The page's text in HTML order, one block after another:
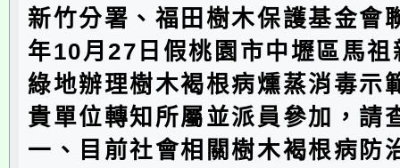
新竹分署、福田樹木保護基金會
年10月27日假桃園市中壢區馬祖
綠地辦理樹木褐根病燻蒸消毒示
貴單位轉知所屬並派員參加，請
一、目前社會相關樹木褐根病防